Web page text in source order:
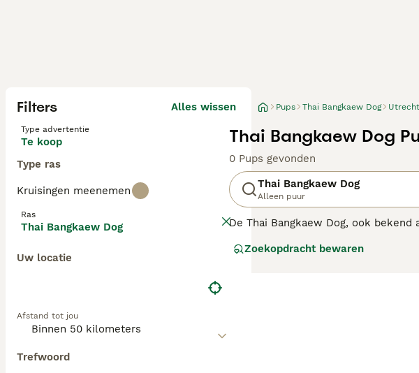
Filters Alles wissen
Type advertentie
Te koop
Type ras
Kruisingen meenemen
Ras
Thai Bangkaew Dog
Uw locatie
Afstand tot jou
Trefwoord
Pups Thai Bangkaew Dog Utrecht
Thai Bangkaew Dog
0 Pups gevonden
Thai Bangkaew Dog
Alleen puur
De Thai Bangkaew Dog, ook
beroemd om zijn loyale en
Zoekopdracht bewaren